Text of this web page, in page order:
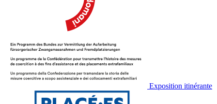
Exposition itinérante